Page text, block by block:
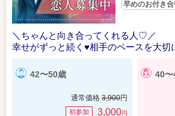
早めのお付き
＼ちゃんと向き合ってくれる人♡／
幸せがずっと続く♥相手のペースを大切
42〜50歳
通常価格 3,900円
初参加 3,000円
40〜